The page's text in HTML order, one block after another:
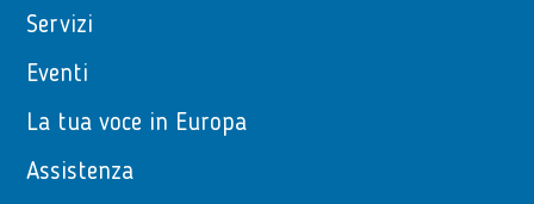
Servizi
Eventi
La tua voce in Europa
Assistenza